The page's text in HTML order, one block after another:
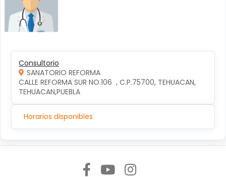
Consultorio
SANATORIO REFORMA
CALLE REFORMA SUR NO.106  , C.P.75700, TEHUACAN,
TEHUACAN,PUEBLA
Horarios disponibles